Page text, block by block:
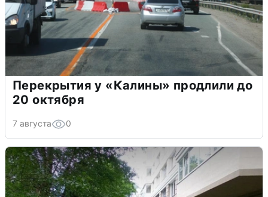
Перекрытия у «Калины» продлили до
20 октября
7 августа 0